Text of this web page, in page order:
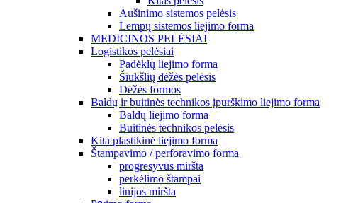
Aušinimo sistemos pelėsis
Lempų sistemos liejimo forma
MEDICINOS PELĖSIAI
Logistikos pelėsiai
Padėklų liejimo forma
Šiukšlių dėžės pelėsis
Dėžės formos
Baldų ir buitinės technikos įpurškimo liejimo forma
Baldų liejimo forma
Buitinės technikos pelėsis
Kita plastikinė liejimo forma
Štampavimo / perforavimo forma
progresyvūs miršta
perkėlimo štampai
linijos miršta